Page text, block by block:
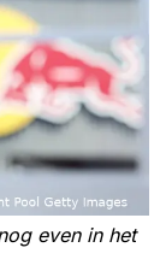
even in het